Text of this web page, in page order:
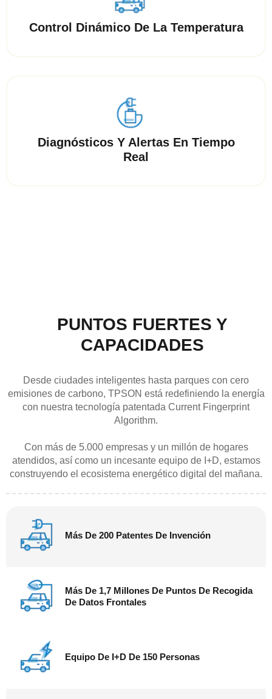
Control Dinámico De La Temperatura
Diagnósticos Y Alertas En Tiempo
Real
PUNTOS FUERTES Y
CAPACIDADES
Desde ciudades inteligentes hasta parques con cero
emisiones de carbono, TPSON está redefiniendo la energía
con nuestra tecnología patentada Current Fingerprint
Algorithm.
Con más de 5.000 empresas y un millón de hogares
atendidos, así como un incesante equipo de I+D, estamos
construyendo el ecosistema energético digital del mañana.
Más De 200 Patentes De Invención
Más De 1,7 Millones De Puntos De Recogida
De Datos Frontales
Equipo De I+D De 150 Personas